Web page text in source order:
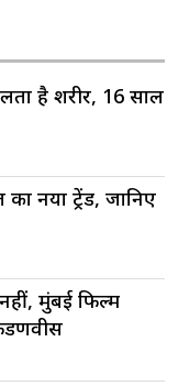
है शरीर, 16 साल
नया ट्रेंड, जानिए
मुंबई फिल्म